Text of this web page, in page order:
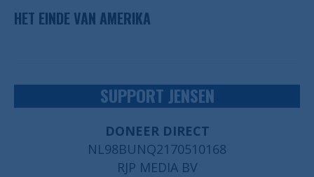
HET EINDE VAN AMERIKA
SUPPORT JENSEN
DONEER DIRECT
NL98BUNQ2170510168
RJP MEDIA BV